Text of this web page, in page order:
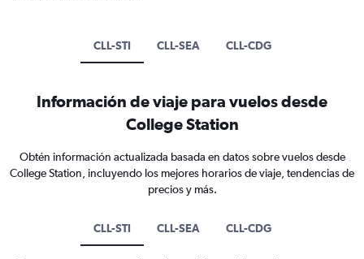
CLL-STI CLL-SEA CLL-CDG
Información de viaje para vuelos desde
College Station
Obtén información actualizada basada en datos sobre vuelos desde
College Station, incluyendo los mejores horarios de viaje, tendencias de
precios y más.
CLL-STI CLL-SEA CLL-CDG